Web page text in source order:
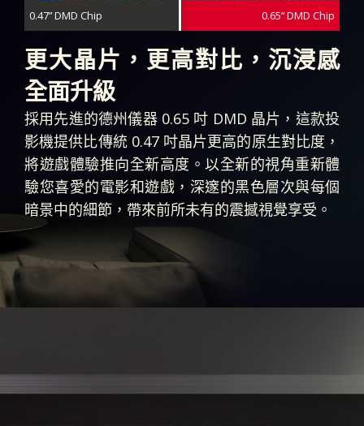
0.47” DMD Chip 0.65” DMD Chip
更大晶片，更高對比，沉浸感
全面升級
採用先進的德州儀器 0.65 吋 DMD 晶片，這款投
影機提供比傳統 0.47 吋晶片更高的原生對比度，
將遊戲體驗推向全新高度。以全新的視角重新體
驗您喜愛的電影和遊戲，深邃的黑色層次與每個
暗景中的細節，帶來前所未有的震撼視覺享受。